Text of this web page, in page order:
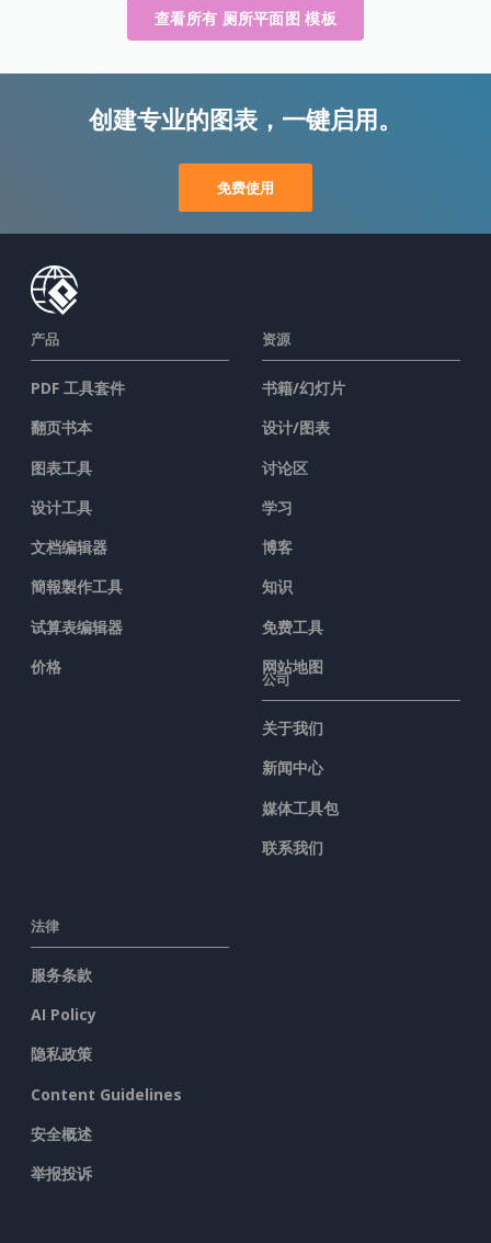
查看所有 厕所平面图 模板
创建专业的图表，一键启用。
免费使用
产品
PDF 工具套件
翻页书本
图表工具
设计工具
文档编辑器
簡報製作工具
试算表编辑器
价格
资源
书籍/幻灯片
设计/图表
讨论区
学习
博客
知识
免费工具
网站地图
公司
关于我们
新闻中心
媒体工具包
联系我们
法律
服务条款
AI Policy
隐私政策
Content Guidelines
安全概述
举报投诉